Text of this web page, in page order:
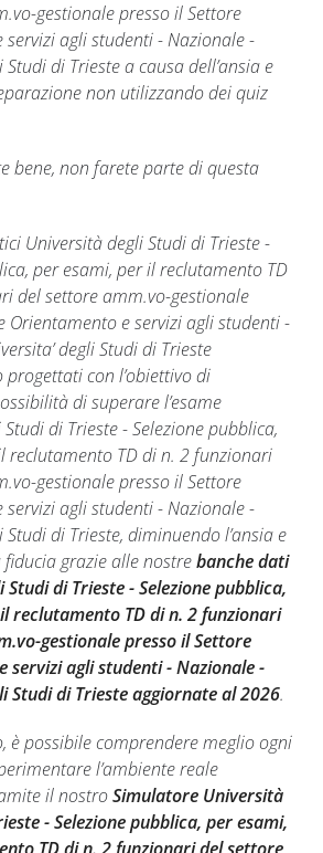
gestionale presso il Settore
servizi agli studenti - Nazionale -
Studi di Trieste a causa dell’ansia e
non utilizzando dei quiz
bene, non farete parte di questa
Università degli Studi di Trieste -
per esami, per il reclutamento TD
del settore amm.vo-gestionale
Orientamento e servizi agli studenti -
degli Studi di Trieste
con l’obiettivo di
di superare l’esame
di Trieste - Selezione pubblica,
reclutamento TD di n. 2 funzionari
gestionale presso il Settore
servizi agli studenti - Nazionale -
Studi di Trieste, diminuendo l’ansia e
grazie alle nostrebanche dati
di Trieste - Selezione pubblica,
reclutamento TD di n. 2 funzionari
gestionale presso il Settore
servizi agli studenti - Nazionale -
Studi di Trieste aggiornate al 2026.
è possibile comprendere meglio ogni
l’ambiente reale
il nostroSimulatore Università
- Selezione pubblica, per esami,